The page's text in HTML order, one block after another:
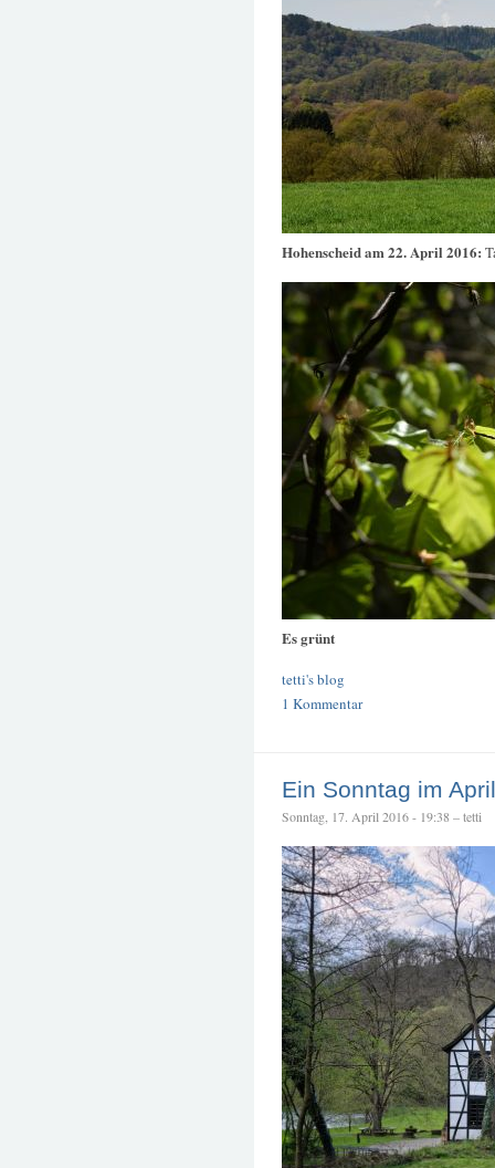
Hohenscheid am 22. April 2016:
Es grünt
tetti's blog
1 Kommentar
Ein Sonntag im April
Sonntag, 17. April 2016 - 19:38 – tetti